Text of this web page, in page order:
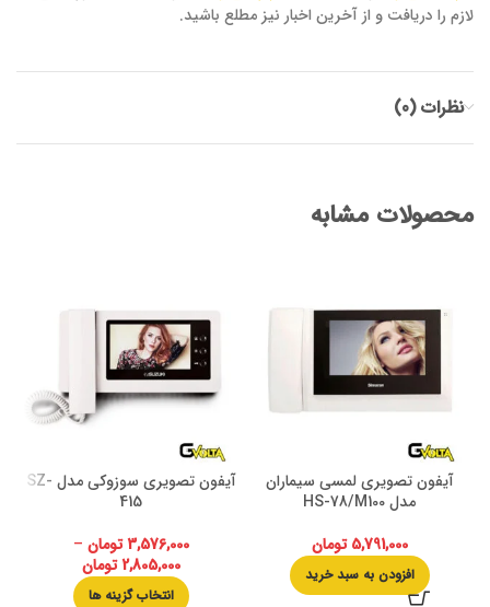
لازم را دریافت و از آخرین اخبار نیز مطلع باشید.
نظرات (0)
محصولات مشابه
آیفون تصویری لمسی سیماران
مدل HS-78/M100
5,791,000 تومان
افزودن به سبد خرید
آیفون تصویری سوزوکی مدل SZ-
415
3,576,000 تومان –
2,805,000 تومان
انتخاب گزینه ها